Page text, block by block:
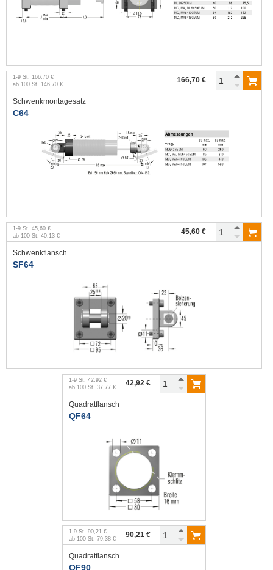
1 -9 St. 166,70 €
ab 100 St. 146,70 € 166,70 €
Schwenkmontagesatz
C64
1 -9 St. 45,60 €
ab 100 St. 40,13 € 45,60 €
Schwenkflansch
SF64
1 -9 St. 42,92 €
ab 100 St. 37,77 € 42,92 €
Quadratflansch
QF64
1 -9 St. 90,21 €
ab 100 St. 79,38 € 90,21 €
Quadratflansch
QF90